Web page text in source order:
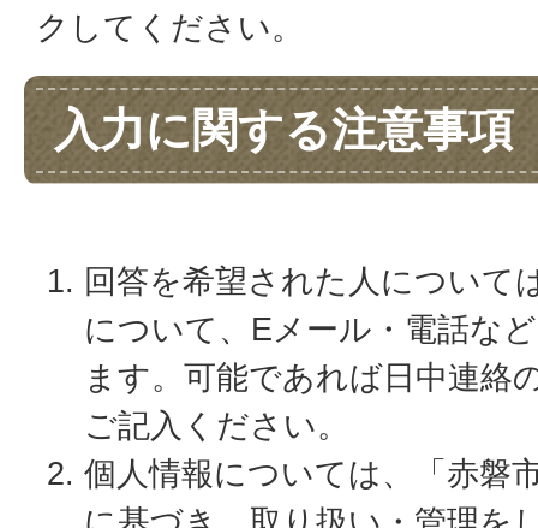
クしてください。
入力に関する注意事項
回答を希望された人について
について、Eメール・電話な
ます。可能であれば日中連絡
ご記入ください。
個人情報については、「赤磐